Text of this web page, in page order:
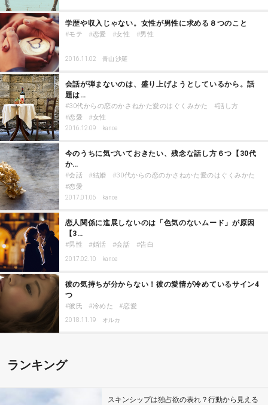
学歴や収入じゃない。女性が男性に求める８つのこと
モテ 恋愛 女性 男性
2016.11.02 青山 沙羅
会話が弾まないのは、盛り上げようとしているから。話
題は…
30代からの恋のかさねかた愛のはぐくみかた
話し方
恋愛
女性
2016.12.09 kanoa
今のうちに気づいておきたい、残念な話し方６つ【30代
か…
会話 結婚
30代からの恋のかさねかた愛のはぐくみかた
恋愛
2017.01.06 kanoa
恋人関係に進展しないのは「色気のないムード」が原因
【3…
男性 婚活 会話 告白
2017.02.10 kanoa
彼の気持ちが分からない！彼の愛情が冷めているサイン4
つ
彼氏 冷めた 恋愛
2018.11.19 オルカ
ランキング
スキンシップは独占欲の表れ？行動から見える